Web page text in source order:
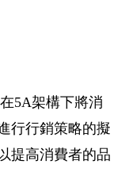
5A架構下將消
行行銷策略的擬
提高消費者的品